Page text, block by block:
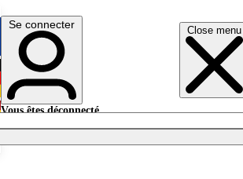
Close menu
English
Deutsch
Se connecter
Vous êtes déconnecté.